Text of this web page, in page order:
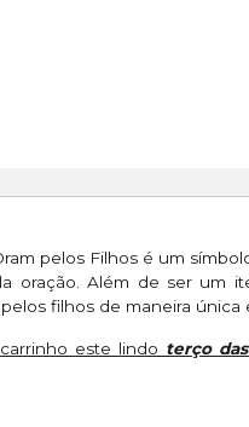
pelos Filhos é um
oração. Além de ser um
filhos de maneira única
este lindo terço